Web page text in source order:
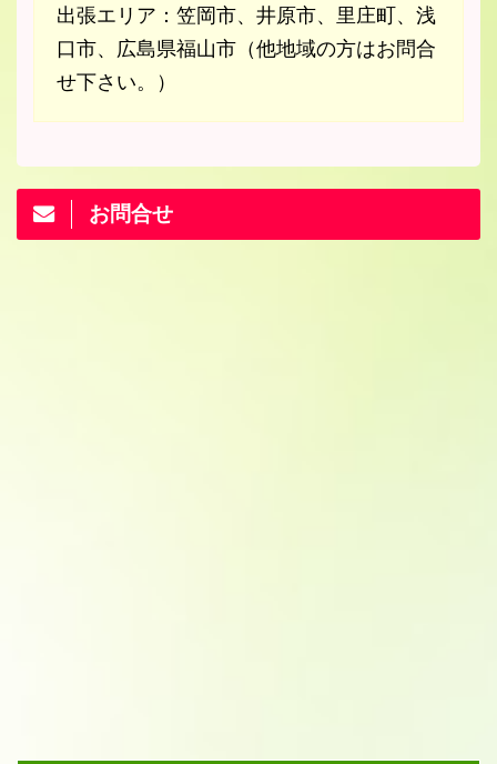
出張エリア：笠岡市、井原市、里庄町、浅
口市、広島県福山市（他地域の方はお問合
せ下さい。）
お問合せ